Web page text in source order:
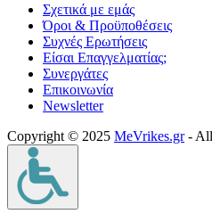
Σχετικά με εμάς
Όροι & Προϋποθέσεις
Συχνές Ερωτήσεις
Είσαι Επαγγελματίας;
Συνεργάτες
Επικοινωνία
Νewsletter
Copyright © 2025 MeVrikes.gr- All